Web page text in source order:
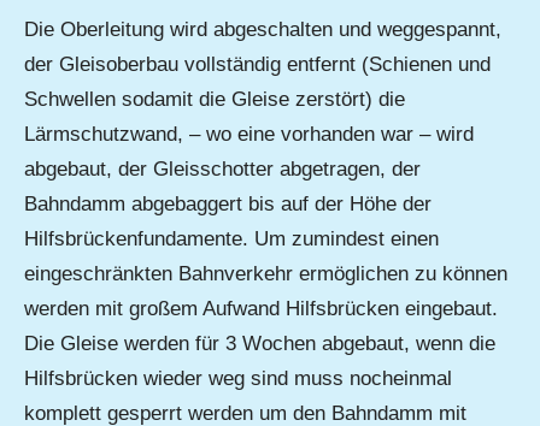
Die Oberleitung wird abgeschalten und weggespannt,
der Gleisoberbau vollständig entfernt (Schienen und
Schwellen sodamit die Gleise zerstört) die
Lärmschutzwand, – wo eine vorhanden war – wird
abgebaut, der Gleisschotter abgetragen, der
Bahndamm abgebaggert bis auf der Höhe der
Hilfsbrückenfundamente. Um zumindest einen
eingeschränkten Bahnverkehr ermöglichen zu können
werden mit großem Aufwand Hilfsbrücken eingebaut.
Die Gleise werden für 3 Wochen abgebaut, wenn die
Hilfsbrücken wieder weg sind muss nocheinmal
komplett gesperrt werden um den Bahndamm mit